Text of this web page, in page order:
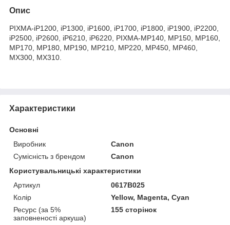
Опис
PIXMA-iP1200, iP1300, iP1600, iP1700, iP1800, iP1900, iP2200,
iP2500, iP2600, iP6210, iP6220, PIXMA-MP140, MP150, MP160,
MP170, MP180, MP190, MP210, MP220, MP450, MP460,
MX300, MX310.
Характеристики
Основні
Виробник
Canon
Сумісність з брендом
Canon
Користувальницькі характеристики
Артикул
0617B025
Колір
Yellow, Magenta, Cyan
Ресурс (за 5%
заповненості аркуша)
155 сторінок